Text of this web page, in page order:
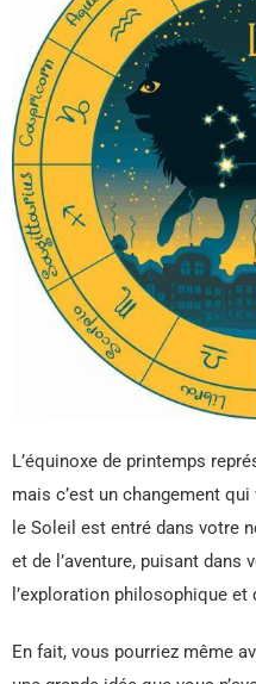
L’équinoxe de printemps
mais c’est un changement
le Soleil est entré dans votre
et de l’aventure, puisant
l’exploration philosophique et
En fait, vous pourriez même